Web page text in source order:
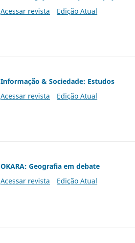
Acessar revista
Edição Atual
Informação & Sociedade: Estudos
Acessar revista
Edição Atual
OKARA: Geografia em debate
Acessar revista
Edição Atual